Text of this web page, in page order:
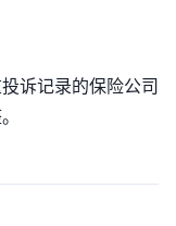
诉记录的保险公司